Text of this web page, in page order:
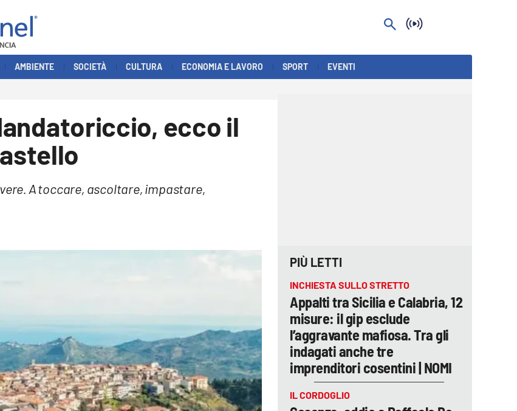
AMBIENTE SOCIETÀ CULTURA ECONOMIA E LAVORO SPORT EVENTI
ecco il
A toccare, ascoltare, impastare,
PIÙ LETTI
INCHIESTA SULLO STRETTO
Appalti tra Sicilia e Calabria, 12
misure: il gip esclude
l’aggravante mafiosa. Tra gli
indagati anche tre
imprenditori cosentini | NOMI
IL CORDOGLIO